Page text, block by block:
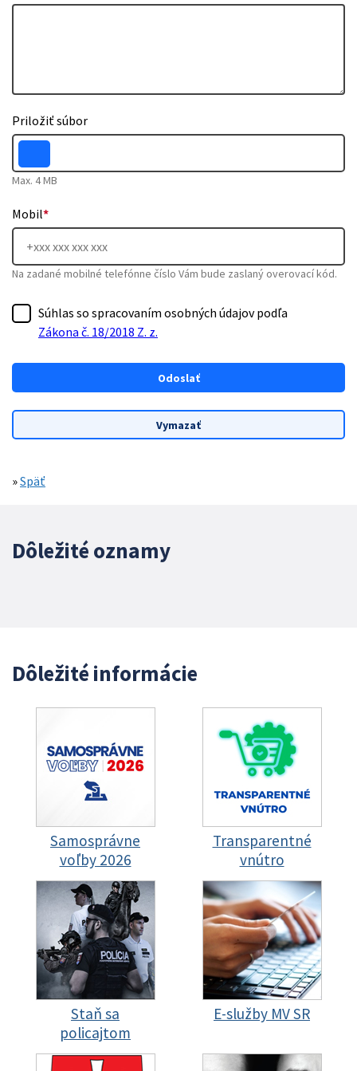
Priložiť súbor
Max. 4 MB
Mobil*
Na zadané mobilné telefónne číslo Vám bude zaslaný overovací kód.
Súhlas so spracovaním osobných údajov podľa
Zákona č. 18/2018 Z. z.
»Späť
Dôležité oznamy
Dôležité informácie
Samosprávne
voľby 2026
Transparentné
vnútro
Staň sa
policajtom
E-služby MV SR